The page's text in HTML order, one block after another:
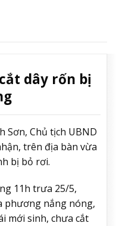
dây rốn bị
Sơn, Chủ tịch UBND
trên địa bàn vừa
bị bỏ rơi.
11h trưa 25/5,
phương nắng nóng,
mới sinh, chưa cắt